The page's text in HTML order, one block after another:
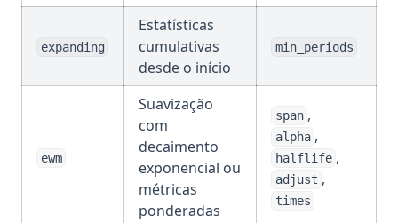
expanding
Estatísticas
cumulativas
desde o início
min_periods
ewm
Suavização
com
decaimento
exponencial ou
métricas
ponderadas
span ,
alpha ,
halflife ,
adjust ,
times